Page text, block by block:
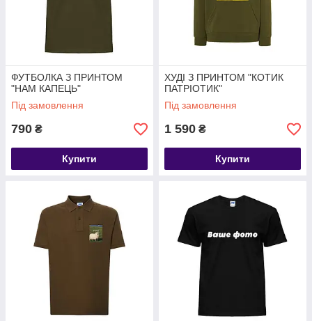
ФУТБОЛКА З ПРИНТОМ
"НАМ КАПЕЦЬ"
Під замовлення
790 ₴
Купити
ХУДІ З ПРИНТОМ "КОТИК
ПАТРІОТИК"
Під замовлення
1 590 ₴
Купити